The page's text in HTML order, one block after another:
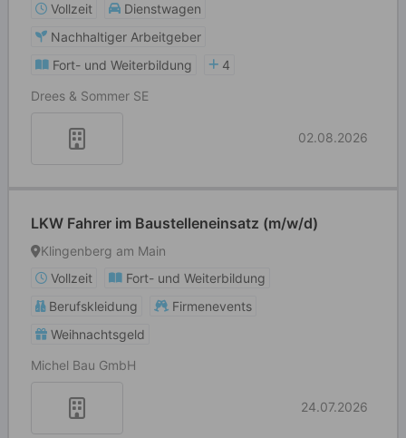
Vollzeit
Dienstwagen
Nachhaltiger Arbeitgeber
Fort- und Weiterbildung
4
Drees & Sommer SE
02.08.2026
LKW Fahrer im Baustelleneinsatz (m/w/d)
Klingenberg am Main
Vollzeit
Fort- und Weiterbildung
Berufskleidung
Firmenevents
Weihnachtsgeld
Michel Bau GmbH
24.07.2026